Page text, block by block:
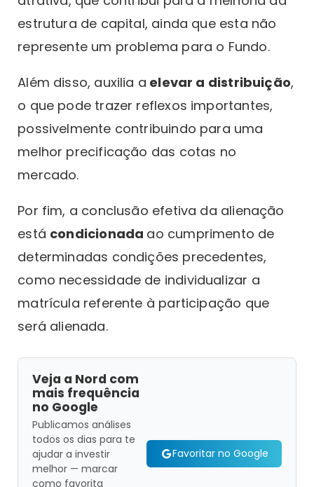
estrutura de capital, ainda que esta não
represente um problema para o Fundo. ‍
Além disso, auxilia a elevar a distribuição,
o que pode trazer reflexos importantes,
possivelmente contribuindo para uma
melhor precificação das cotas no
mercado.‍
Por fim, a conclusão efetiva da alienação
está condicionada ao cumprimento de
determinadas condições precedentes,
como necessidade de individualizar a
matrícula referente à participação que
será alienada.
Veja a Nord com
mais frequência
no Google
Publicamos análises
todos os dias para te
ajudar a investir
melhor — marcar
como favorita
Favoritar no Google